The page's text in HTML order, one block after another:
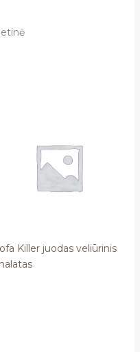
Killer juodas veliūrinis